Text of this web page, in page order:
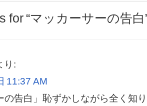
for “マッカーサーの告白
り:
11:37 AM
の告白」恥ずかしながら全く知